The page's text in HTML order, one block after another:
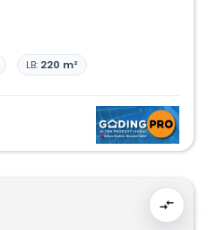
LB: 220 m²